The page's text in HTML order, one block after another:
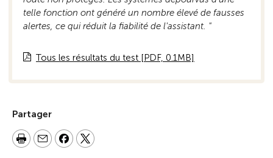
telle fonction ont généré un nombre élevé de fausses
alertes, ce qui réduit la fiabilité de l'assistant. "
Tous les résultats du test [PDF, 0.1MB]
Partager